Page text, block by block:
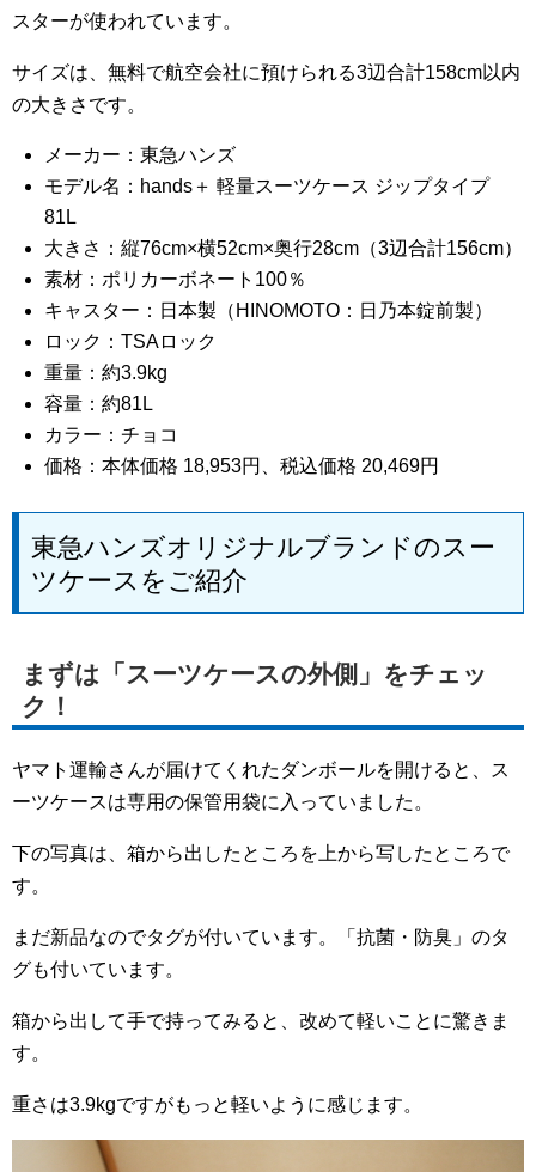
スターが使われています。
サイズは、無料で航空会社に預けられる3辺合計158cm以内
の大きさです。
メーカー：東急ハンズ
モデル名：hands＋ 軽量スーツケース ジップタイプ
81L
大きさ：縦76cm×横52cm×奥行28cm（3辺合計156cm）
素材：ポリカーボネート100％
キャスター：日本製（HINOMOTO：日乃本錠前製）
ロック：TSAロック
重量：約3.9kg
容量：約81L
カラー：チョコ
価格：本体価格 18,953円、税込価格 20,469円
東急ハンズオリジナルブランドのスー
ツケースをご紹介
まずは「スーツケースの外側」をチェッ
ク！
ヤマト運輸さんが届けてくれたダンボールを開けると、ス
ーツケースは専用の保管用袋に入っていました。
下の写真は、箱から出したところを上から写したところで
す。
まだ新品なのでタグが付いています。「抗菌・防臭」のタ
グも付いています。
箱から出して手で持ってみると、改めて軽いことに驚きま
す。
重さは3.9kgですがもっと軽いように感じます。